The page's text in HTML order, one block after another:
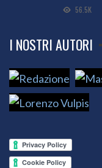
56.5K
I NOSTRI AUTORI